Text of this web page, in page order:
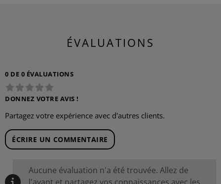
ÉVALUATIONS
0 DE 0 ÉVALUATIONS
DONNEZ VOTRE AVIS !
Partagez votre expérience avec d'autres clients.
ÉCRIRE UN COMMENTAIRE
Aucune évaluation n'a été trouvée. Allez de
l'avant et partagez vos connaissances avec les